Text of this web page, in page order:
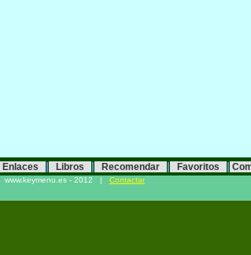
Enlaces | Libros | Recomendar | Favoritos |
www.keymenu.es - 2012 | Contactar